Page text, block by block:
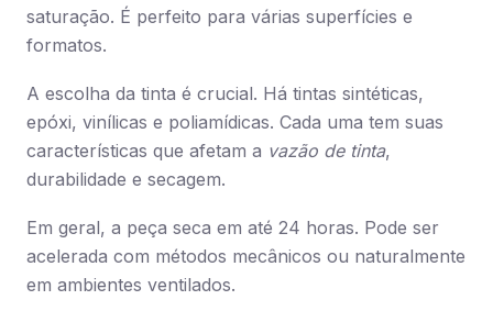
saturação. É perfeito para várias superfícies e
formatos.
A escolha da tinta é crucial. Há tintas sintéticas,
epóxi, vinílicas e poliamídicas. Cada uma tem suas
características que afetam a vazão de tinta,
durabilidade e secagem.
Em geral, a peça seca em até 24 horas. Pode ser
acelerada com métodos mecânicos ou naturalmente
em ambientes ventilados.